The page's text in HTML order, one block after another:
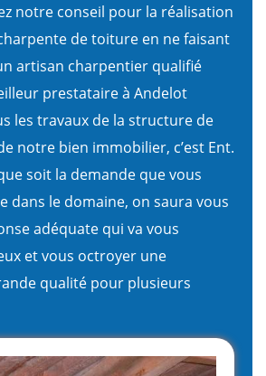
notre conseil pour la réalisation
de toiture en ne faisant
artisan charpentier qualifié
prestataire à Andelot
les travaux de la structure de
notre bien immobilier, c’est Ent.
soit la demande que vous
dans le domaine, on saura vous
adéquate qui va vous
et vous octroyer une
qualité pour plusieurs